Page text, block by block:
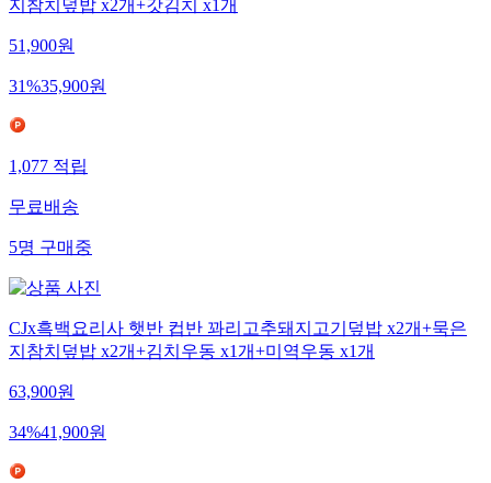
지참치덮밥 x2개+갓김치 x1개
51,900원
31%35,900원
1,077적립
무료배송
5명구매중
CJx흑백요리사 햇반 컵반 꽈리고추돼지고기덮밥 x2개+묵은
지참치덮밥 x2개+김치우동 x1개+미역우동 x1개
63,900원
34%41,900원